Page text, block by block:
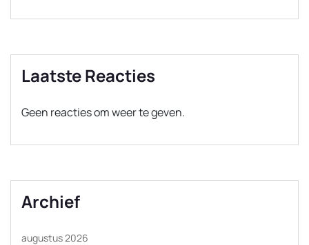
Laatste Reacties
Geen reacties om weer te geven.
Archief
augustus 2026